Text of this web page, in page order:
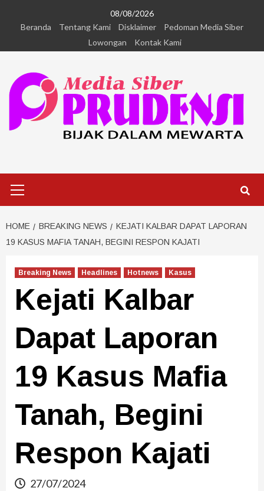
08/08/2026
Beranda
Tentang Kami Disklaimer
Pedoman Media Siber
Lowongan
Kontak Kami
HOME BREAKING NEWS
KEJATI KALBAR DAPAT LAPORAN
19 KASUS MAFIA TANAH, BEGINI RESPON KAJATI
Breaking News Headlines Hotnews Kasus
Kejati Kalbar
Dapat Laporan
19 Kasus Mafia
Tanah, Begini
Respon Kajati
27/07/2024